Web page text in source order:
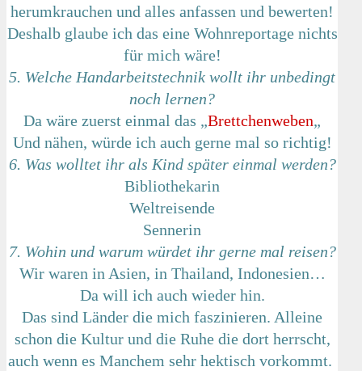
herumkrauchen und alles anfassen und bewerten!
Deshalb glaube ich das eine Wohnreportage nichts
für mich wäre!
5. Welche Handarbeitstechnik wollt ihr unbedingt
noch lernen?
Da wäre zuerst einmal das „Brettchenweben„
Und nähen, würde ich auch gerne mal so richtig!
6. Was wolltet ihr als Kind später einmal werden?
Bibliothekarin
Weltreisende
Sennerin
7. Wohin und warum würdet ihr gerne mal reisen?
Wir waren in Asien, in Thailand, Indonesien…
Da will ich auch wieder hin.
Das sind Länder die mich faszinieren. Alleine
schon die Kultur und die Ruhe die dort herrscht,
auch wenn es Manchem sehr hektisch vorkommt.